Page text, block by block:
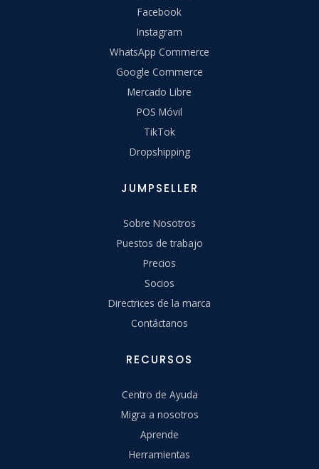
Facebook
Instagram
WhatsApp Commerce
Google Commerce
Mercado Libre
POS Móvil
TikTok
Dropshipping
JUMPSELLER
Sobre Nosotros
Puestos de trabajo
Precios
Socios
Directrices de la marca
Contáctanos
RECURSOS
Centro de Ayuda
Migra a nosotros
Aprende
Herramientas